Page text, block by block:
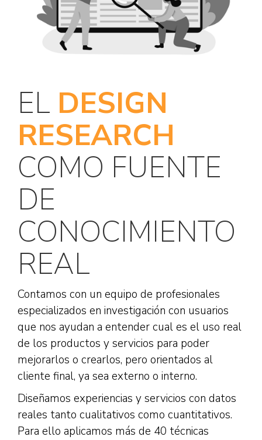
EL DESIGN
RESEARCH
COMO FUENTE
DE
CONOCIMIENTO
REAL
Contamos con un equipo de profesionales
especializados en investigación con usuarios
que nos ayudan a entender cual es el uso real
de los productos y servicios para poder
mejorarlos o crearlos, pero orientados al
cliente final, ya sea externo o interno.
Diseñamos experiencias y servicios con datos
reales tanto cualitativos como cuantitativos.
Para ello aplicamos más de 40 técnicas